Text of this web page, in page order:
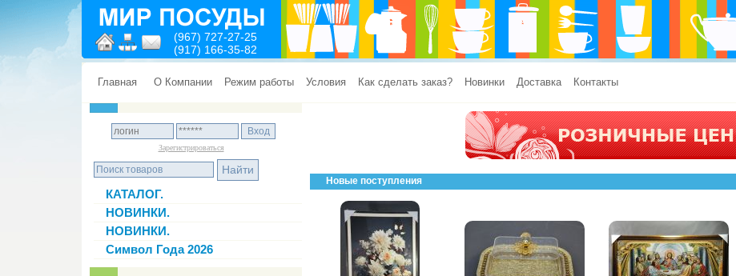
(967) 727-27-25
(917) 166-35-82
Главная О Компании Режим работы Условия Как сделать заказ? Новинки Доставка Контакты
Зарегистрироваться
КАТАЛОГ.
НОВИНКИ.
НОВИНКИ.
Символ Года 2026
Новые поступления